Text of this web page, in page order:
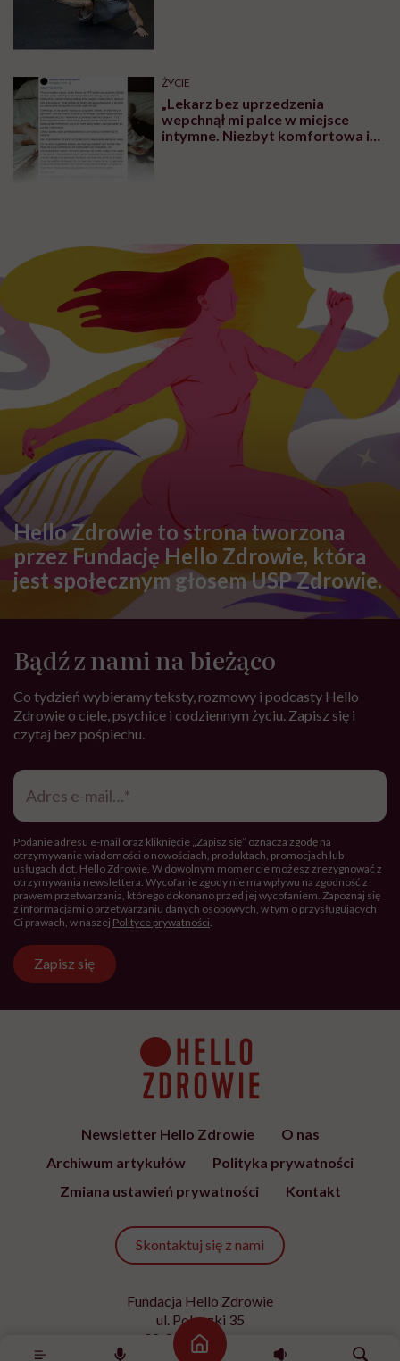
Strona główna
ŻYCIE
„Lekarz bez uprzedzenia
wepchnął mi palce w miejsce
intymne. Niezbyt komfortowa i
Hello Zdrowie to strona tworzona
przez Fundację Hello Zdrowie, która
jest społecznym głosem USP Zdrowie.
Bądź z nami na bieżąco
Co tydzień wybieramy teksty, rozmowy i podcasty Hello
Zdrowie o ciele, psychice i codziennym życiu. Zapisz się i
czytaj bez pośpiechu.
Adres
mail*
Podanie adresu e-mail oraz kliknięcie „Zapisz się” oznacza zgodę na
otrzymywanie wiadomości o nowościach, produktach, promocjach lub
usługach dot. Hello Zdrowie. W dowolnym momencie możesz zrezygnować z
otrzymywania newslettera. Wycofanie zgody nie ma wpływu na zgodność z
prawem przetwarzania, którego dokonano przed jej wycofaniem. Zapoznaj się
z informacjami o przetwarzaniu danych osobowych, w tym o przysługujących
Ci prawach, w naszej Polityce prywatności
Zapisz się
Newsletter Hello Zdrowie
O nas
Archiwum artykułów
Polityka prywatności
Zmiana ustawień prywatności
Kontakt
Skontaktuj się z nami
Fundacja Hello Zdrowie
ul. Poleczki 35
02-822 Warszawa
NIP 9512613236